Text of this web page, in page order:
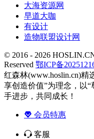
大海资源网
早道大咖
有设计
造物联盟设计网
© 2016 - 2026
Reserved 鄂ICP备
红森林(www.hoslin.cn)精
享创造价值”为理念，以
手进步，共同成长！
会员特惠
客服